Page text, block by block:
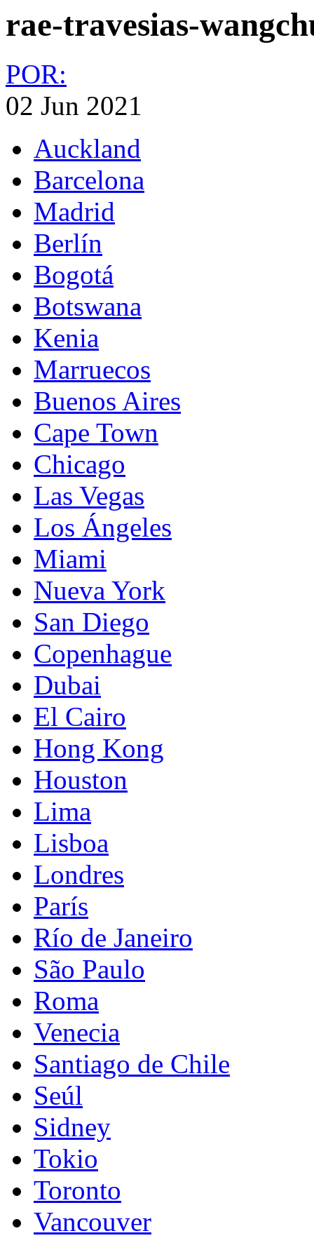
rae-travesias-
POR:
02 Jun 2021
Auckland
Barcelona
Madrid
Berlín
Bogotá
Botswana
Kenia
Marruecos
Buenos Aires
Cape Town
Chicago
Las Vegas
Los Ángeles
Miami
Nueva York
San Diego
Copenhague
Dubai
El Cairo
Hong Kong
Houston
Lima
Lisboa
Londres
París
Río de Janeiro
São Paulo
Roma
Venecia
Santiago de Chile
Seúl
Sidney
Tokio
Toronto
Vancouver